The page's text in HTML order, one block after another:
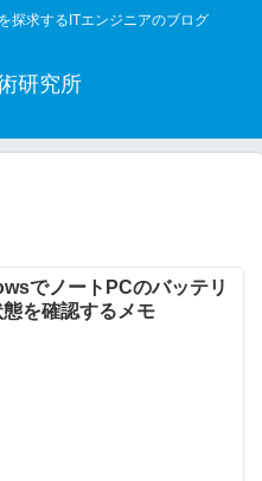
探求するITエンジニアのブログ
研究所
でノートPCのバッテリ
態を確認するメモ